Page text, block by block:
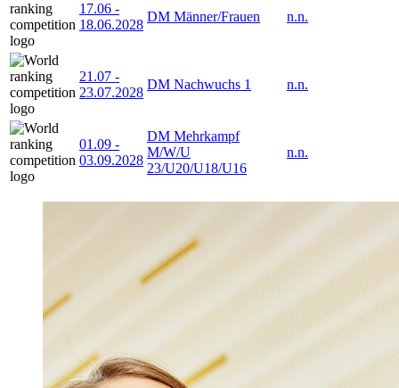
17.06 -
18.06.2028
DM Männer/Frauen n.n.
21.07 -
23.07.2028
DM Nachwuchs 1 n.n.
01.09 -
03.09.2028
DM Mehrkampf
M/W/U
23/U20/U18/U16
n.n.